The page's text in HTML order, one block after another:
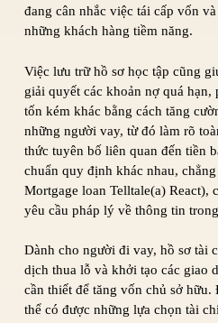
đang cân nhắc việc tái cấp vốn
những khách hàng tiềm năng.
Việc lưu trữ hồ sơ học tập cũng
giải quyết các khoản nợ quá hạn,
tốn kém khác bằng cách tăng
những người vay, từ đó làm rõ
thức tuyên bố liên quan đến tiền
chuẩn quy định khác nhau,
Mortgage loan Telltale(a) React),
yêu cầu pháp lý về thông tin
Dành cho người đi vay, hồ sơ tài
dịch thua lỗ và khởi tạo các giao
cần thiết để tăng vốn chủ sở
thể có được những lựa chọn tài